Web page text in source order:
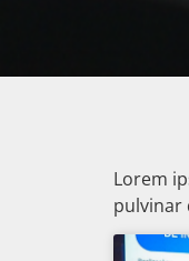
Lorem
pulvinar